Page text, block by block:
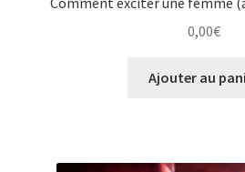
0,00€
Ajouter au